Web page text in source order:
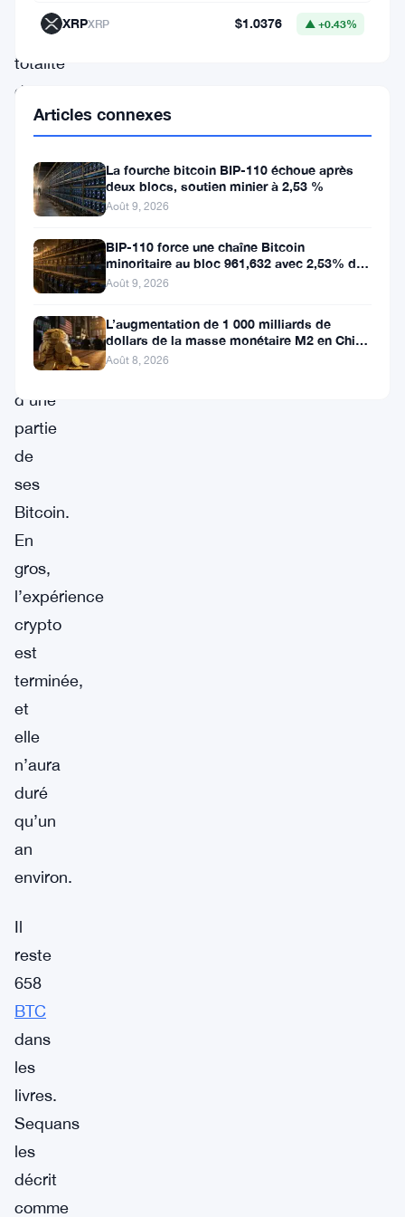
totalité
de
convertible
restante
financée
directement
par
vente
d’une
partie
de
ses
Bitcoin.
En
gros,
l’expérience
crypto
est
terminée,
et
elle
n’aura
duré
qu’un
an
environ.
Il
reste
658
BTC
dans
les
livres.
Sequans
les
décrit
comme
XRPXRP $1.0376 ▲ +0.43%
Articles connexes
La fourche bitcoin BIP-110 échoue après
deux blocs, soutien minier à 2,53 %
Août 9, 2026
BIP-110 force une chaîne Bitcoin
minoritaire au bloc 961,632 avec 2,53% de
soutien des mineurs
Août 9, 2026
L’augmentation de 1 000 milliards de
dollars de la masse monétaire M2 en Chine
laisse les traders de Bitcoin
Août 8, 2026